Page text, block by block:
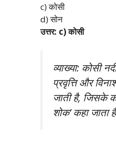
c) कोसी
d) सोन
उत्तर: c) कोसी
व्याख्या: कोसी
प्रवृत्ति और
जाती है, जिसके
शोक’ कहा जाता